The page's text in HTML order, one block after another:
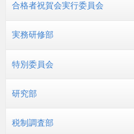
合格者祝賀会実行委員会
実務研修部
特別委員会
研究部
税制調査部